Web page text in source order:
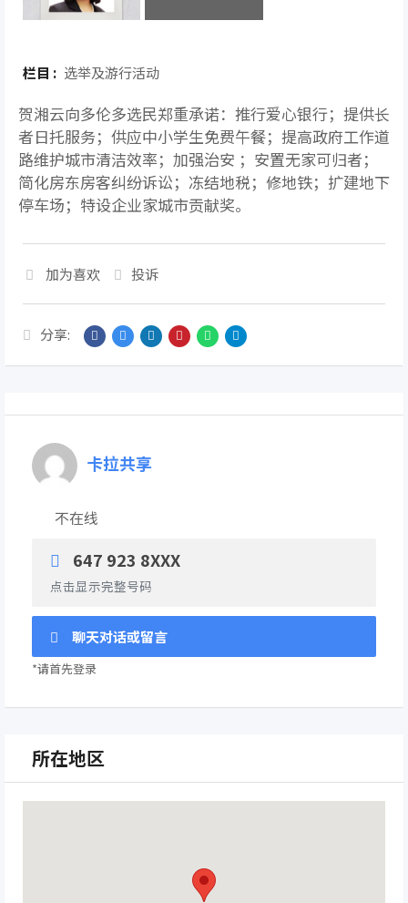
栏目 : 选举及游行活动
贺湘云向多伦多选民郑重承诺：推行爱心银行；提供长
者日托服务；供应中小学生免费午餐；提高政府工作道
路维护城市清洁效率；加强治安 ；安置无家可归者；
简化房东房客纠纷诉讼；冻结地税；修地铁；扩建地下
停车场；特设企业家城市贡献奖。
加为喜欢 投诉
分享:
卡拉共享
不在线
647 923 8XXX
点击显示完整号码
聊天对话或留言
*请首先登录
所在地区